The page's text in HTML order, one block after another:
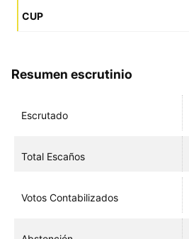
CUP
Resumen escrutinio
Escrutado
Total Escaños
Votos Contabilizados